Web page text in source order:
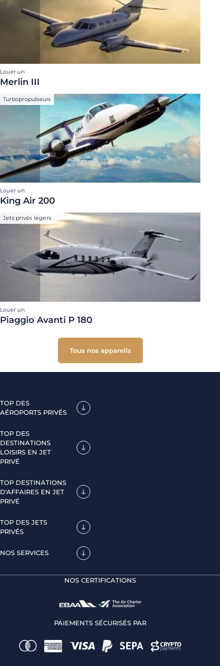
Louer un
Merlin III
Turbopropulseurs
Louer un
King Air 200
Jets privés légers
Louer un
Piaggio Avanti P 180
Tous nos appareils
TOP DES
AÉROPORTS PRIVÉS
TOP DES
DESTINATIONS
LOISIRS EN JET
PRIVÉ
TOP DESTINATIONS
D'AFFAIRES EN JET
PRIVÉ
TOP DES JETS
PRIVÉS
NOS SERVICES
NOS CERTIFICATIONS
PAIEMENTS SÉCURISÉS PAR